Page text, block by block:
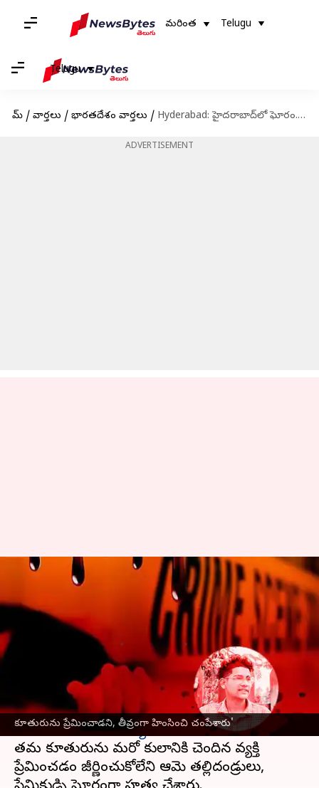
మరింత Telugu
Telugu
హోమ్ / వార్తలు / భారతదేశం వార్తలు / Hyderabad: హైదరాబాద్‍లో ఘోరం.. కూతురును ప్రేమించాడని, తీవ్రంగా హింసించి చంపేశారు
ADVERTISEMENT
కూతురును ప్రేమించాడని, తీవ్రంగా హింసించి చంపేశారు'
Hyderabad: హైదరాబాద్‍లో ఘోరం..
కూతురును ప్రేమించాడని, తీవ్రంగా
హింసించి చంపేశారు
TEJAVYAS BESTHA Nov 10, 2023
ఈ వార్తాకథనం ఏంటి
తెలంగాణ రాజధానిహైదరాబాద్నగరానికి కూతవేటు
దూరంలో పరువుహత్యజరిగింది.
తమ కూతురును మరో కులానికి చెందిన వ్యక్తి
ప్రేమించడం జీర్ణించుకోలేని ఆమె తల్లిదండ్రులు,